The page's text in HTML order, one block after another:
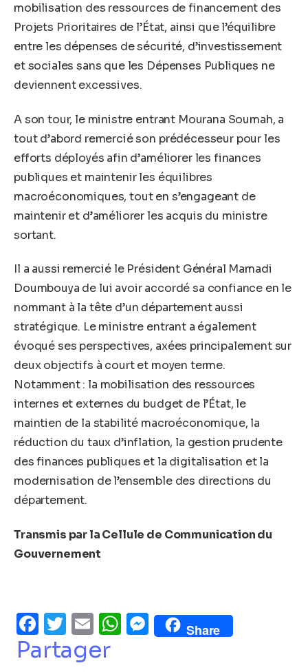
mobilisation des ressources de financement des
Projets Prioritaires de l’État, ainsi que l’équilibre
entre les dépenses de sécurité, d’investissement
et sociales sans que les Dépenses Publiques ne
deviennent excessives.
A son tour, le ministre entrant Mourana Soumah, a
tout d’abord remercié son prédécesseur pour les
efforts déployés afin d’améliorer les finances
publiques et maintenir les équilibres
macroéconomiques, tout en s’engageant de
maintenir et d’améliorer les acquis du ministre
sortant.
Il a aussi remercié le Président Général Mamadi
Doumbouya de lui avoir accordé sa confiance en le
nommant à la tête d’un département aussi
stratégique. Le ministre entrant a également
évoqué ses perspectives, axées principalement sur
deux objectifs à court et moyen terme.
Notamment : la mobilisation des ressources
internes et externes du budget de l’État, le
maintien de la stabilité macroéconomique, la
réduction du taux d’inflation, la gestion prudente
des finances publiques et la digitalisation et la
modernisation de l’ensemble des directions du
département.
Transmis par la Cellule de Communication du
Gouvernement
Facebook
Twitter
EmailWhatsApp
Messenger
Share
Partager